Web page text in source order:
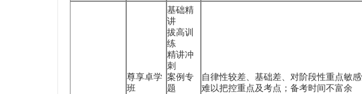
尊享卓学
班
基础精
讲
拔高训
练
精讲冲
刺
案例专
题
自律性较差、基础差、对阶段性重点敏感
难以把控重点及考点；备考时间不富余